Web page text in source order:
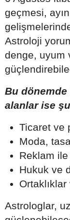
geçmesi,
Astroloji
denge, uyum
Bu
alanlar ise
Ticaret ve
Moda,
Reklam ile
Hukuk ve
Astrologlar,